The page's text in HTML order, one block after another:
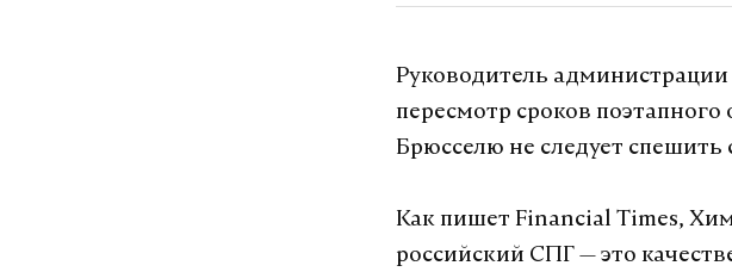
Руководитель
пересмотр сроков поэтапного
Брюсселю не следует спешить
Как пишет Financial Times,
российский СПГ — это